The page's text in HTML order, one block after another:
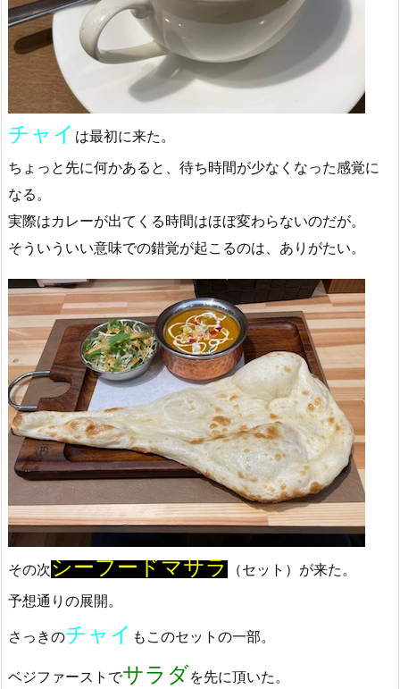
チャイ は最初に来た。
ちょっと先に何かあると、待ち時間が少なくなった感覚に
なる。
実際はカレーが出てくる時間はほぼ変わらないのだが。
そういういい意味での錯覚が起こるのは、ありがたい。
その次シーフードマサラ （セット）が来た。
予想通りの展開。
さっきのチャイ もこのセットの一部。
ベジファーストでサラダを先に頂いた。